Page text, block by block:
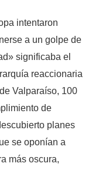
intentaron
a un golpe de
significaba el
reaccionaria
Valparaíso, 100
de
planes
se oponían a
más oscura,